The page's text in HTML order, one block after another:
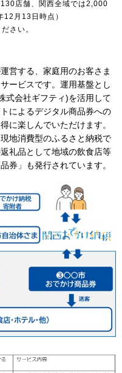
店舗、関西全域では2,000
月13日時点）
さい。
営する、家庭用のお客さま
ービスです。運用基盤とし
式会社ギフティ)を活用して
によるデジタル商品券への
に楽しんでいただけます。
地消費型のふるさと納税で
礼品として地域の飲食店等
券」も発行されています。